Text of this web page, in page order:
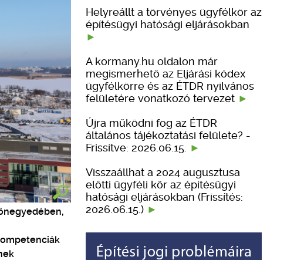
Helyreállt a törvényes ügyfélkör az
építésügyi hatósági eljárásokban
A kormany.hu oldalon már
megismerhető az Eljárási kódex
ügyfélkörre és az ÉTDR nyilvános
felületére vonatkozó tervezet
Újra működni fog az ÉTDR
általános tájékoztatási felülete? -
Frissítve: 2026.06.15.
Visszaállhat a 2024 augusztusa
előtti ügyféli kör az építésügyi
hatósági eljárásokban (Frissítés:
2026.06.15.)